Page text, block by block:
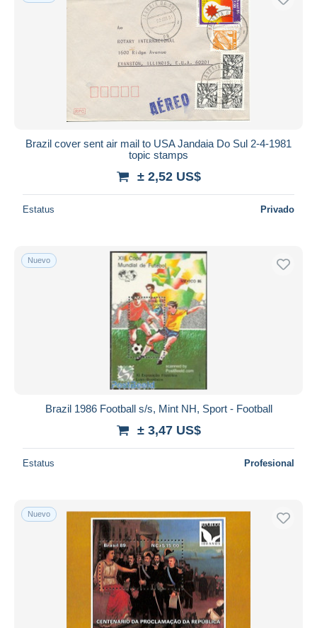
Brazil cover sent air mail to USA Jandaia Do Sul 2-4-1981
topic stamps
± 2,52 US$
Estatus Privado
Nuevo
Brazil 1986 Football s/s, Mint NH, Sport - Football
± 3,47 US$
Estatus Profesional
Nuevo